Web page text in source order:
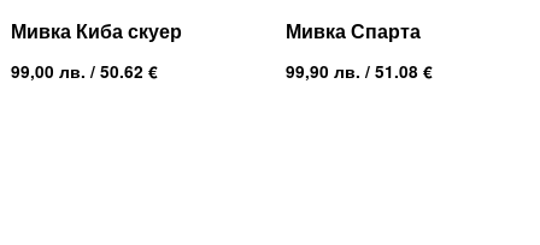
Мивка Киба скуер
99,00 лв. / 50.62 €
Мивка Спарта
99,90лв. / 51.08 €